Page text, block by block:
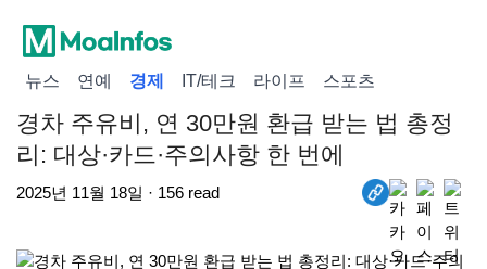
뉴스 연예 경제 IT/테크 라이프 스포츠
경차 주유비, 연 30만원 환급 받는 법 총정
리: 대상·카드·주의사항 한 번에
2025년 11월 18일 · 156 read